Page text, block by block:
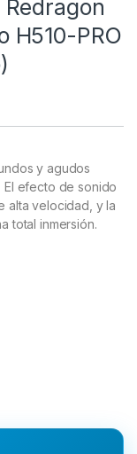
H510-PRO
y agudos
El efecto de sonido
alta velocidad, y la
total inmersión.